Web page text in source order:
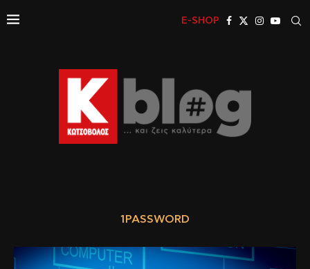
E-SHOP
1PASSWORD